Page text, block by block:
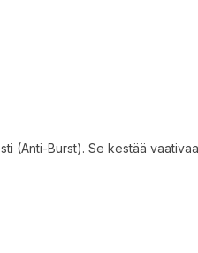
(Anti-Burst). Se kestää